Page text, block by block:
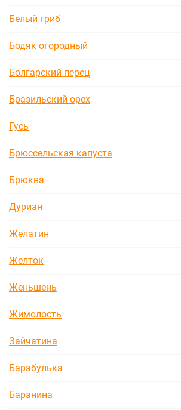
Белый гриб
Бодяк огородный
Болгарский перец
Бразильский орех
Гусь
Брюссельская капуста
Брюква
Дуриан
Желатин
Желток
Женьшень
Жимолость
Зайчатина
Барабулька
Баранина